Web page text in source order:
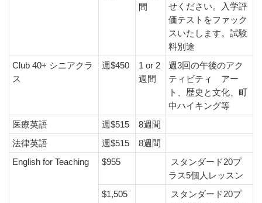
せください。入学評
価テストをファック
スいたします。試験
料別途
間
Club 40+ シニアクラ
ス
週$450
1 or 2
週間
週3回の午後のアク
ティビティ アー
ト、歴史と文化、町
中ハイキング等
医療英語
週$515
8週間
法律英語
週$515
8週間
English for Teaching
$955
スタンダード20プ
ラス5個人レッスン
$1,505
スタンダード20プ